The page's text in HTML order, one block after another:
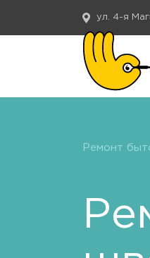
ул. 4-я
Ремонт